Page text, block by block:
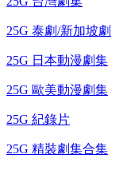
25G 泰劇/新加坡劇
25G 日本動漫劇集
25G 歐美動漫劇集
25G 紀錄片
25G 精裝劇集合集